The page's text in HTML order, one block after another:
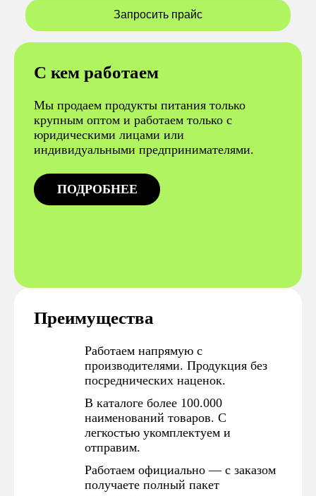
Запросить прайс
С кем работаем
Мы продаем продукты питания только
крупным оптом и работаем только с
юридическими лицами или
индивидуальными предпринимателями.
ПОДРОБНЕЕ
Преимущества
Работаем напрямую с
производителями. Продукция без
посреднических наценок.
В каталоге более 100.000
наименований товаров. С
легкостью укомплектуем и
отправим.
Работаем официально — с заказом
получаете полный пакет